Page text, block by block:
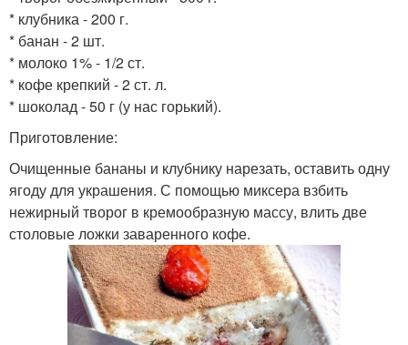
* клубника - 200 г.
* банан - 2 шт.
* молоко 1% - 1/2 ст.
* кофе крепкий - 2 ст. л.
* шоколад - 50 г (у нас горький).
Приготовление:
Очищенные бананы и клубнику нарезать, оставить одну
ягоду для украшения. С помощью миксера взбить
нежирный творог в кремообразную массу, влить две
столовые ложки заваренного кофе.